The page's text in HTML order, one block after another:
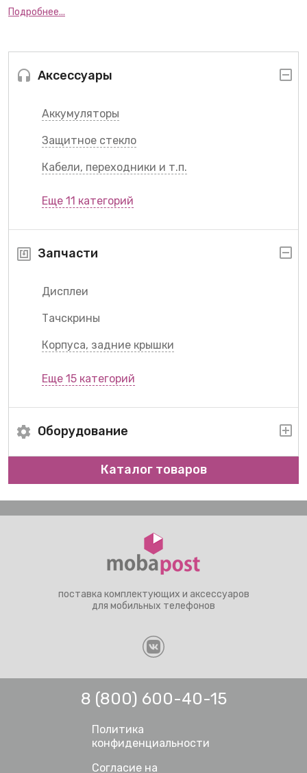
Аксессуары
Аккумуляторы
Защитное стекло
Кабели, переходники и т.п.
Еще 11 категорий
Запчасти
Дисплеи
Тачскрины
Корпуса, задние крышки
Еще 15 категорий
Оборудование
Каталог товаров
Подробнее...
поставка комплектующих и аксессуаров
для мобильных телефонов
8 (800) 600-40-15
Политика
конфиденциальности
Согласие на